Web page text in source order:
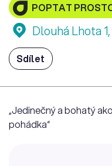
POPTAT
Dlouhá Lhota
Sdílet
„Jedinečný a bohatý
pohádka“